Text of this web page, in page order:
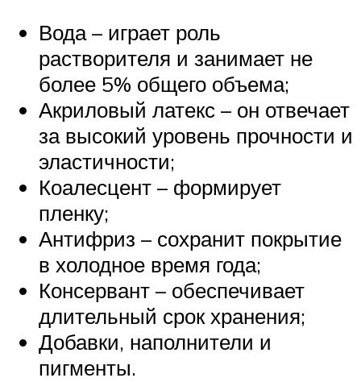
Вода – играет роль
растворителя и занимает не
более 5% общего объема;
Акриловый латекс – он отвечает
за высокий уровень прочности и
эластичности;
Коалесцент – формирует
пленку;
Антифриз – сохранит покрытие
в холодное время года;
Консервант – обеспечивает
длительный срок хранения;
Добавки, наполнители и
пигменты.